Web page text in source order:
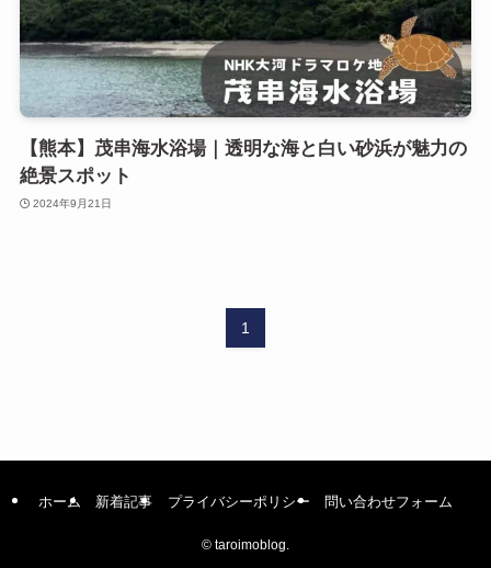
【熊本】茂串海水浴場｜透明な海と白い砂浜が魅力の
絶景スポット
2024年9月21日
1
ホーム 新着記事 プライバシーポリシー 問い合わせフォーム
© taroimoblog.